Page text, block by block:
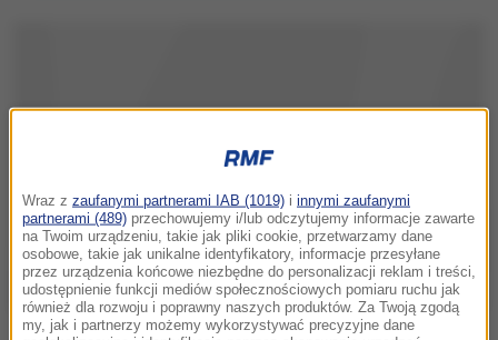
Wraz z zaufanymi partnerami IAB (1019) i innymi zaufanymi
partnerami (489) przechowujemy i/lub odczytujemy informacje zawarte
na Twoim urządzeniu, takie jak pliki cookie, przetwarzamy dane
osobowe, takie jak unikalne identyfikatory, informacje przesyłane
przez urządzenia końcowe niezbędne do personalizacji reklam i treści,
udostępnienie funkcji mediów społecznościowych pomiaru ruchu jak
również dla rozwoju i poprawny naszych produktów. Za Twoją zgodą
my, jak i partnerzy możemy wykorzystywać precyzyjne dane